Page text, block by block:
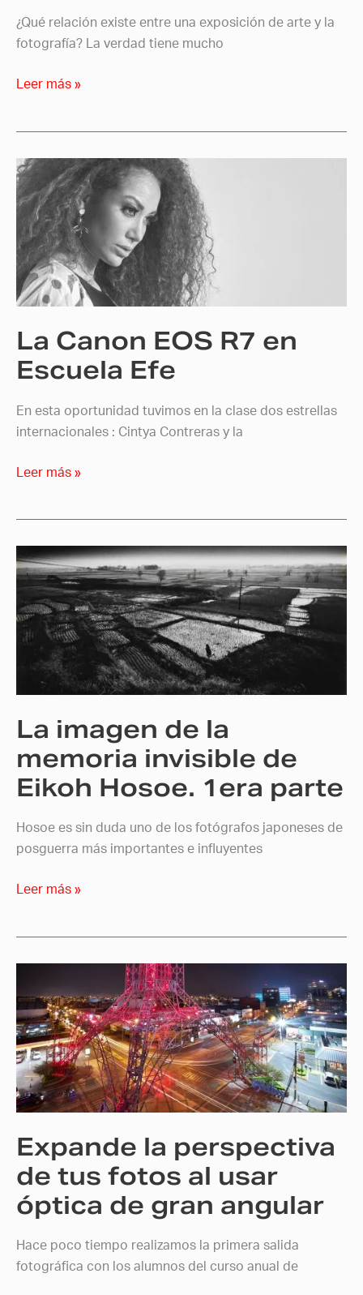
¿Qué relación existe entre una exposición de arte y la
fotografía? La verdad tiene mucho
Leer más »
La Canon EOS R7 en
Escuela Efe
En esta oportunidad tuvimos en la clase dos estrellas
internacionales : Cintya Contreras y la
La
Canon
EOS
R7
en
Escuela
Efe
Leer más »
La imagen de la
memoria invisible de
Eikoh Hosoe. 1era parte
Hosoe es sin duda uno de los fotógrafos japoneses de
posguerra más importantes e influyentes
La
imagen
la
memoria
invisible
Hosoe.
parte
Leer más »
Expande la perspectiva
de tus fotos al usar
óptica de gran angular
Hace poco tiempo realizamos la primera salida
fotográfica con los alumnos del curso anual de
la
perspectiva
de
tus
fotos
al
óptica
gran
angular